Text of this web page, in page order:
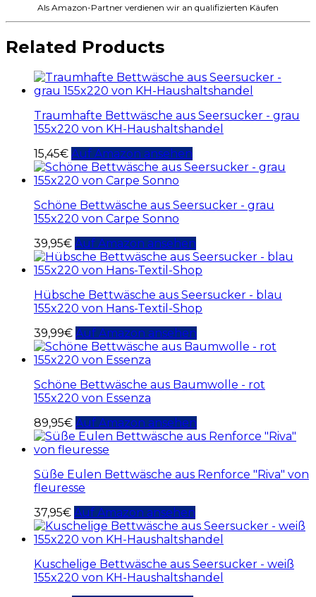
Als Amazon-Partner verdienen wir an qualifizierten Käufen
Related Products
Traumhafte Bettwäsche aus Seersucker - grau
155x220 von KH-Haushaltshandel
15,45€ Auf Amazon ansehen
Schöne Bettwäsche aus Seersucker - grau
155x220 von Carpe Sonno
39,95€ Auf Amazon ansehen
Hübsche Bettwäsche aus Seersucker - blau
155x220 von Hans-Textil-Shop
39,99€ Auf Amazon ansehen
Schöne Bettwäsche aus Baumwolle - rot
155x220 von Essenza
89,95€ Auf Amazon ansehen
Süße Eulen Bettwäsche aus Renforce "Riva" von
fleuresse
37,95€ Auf Amazon ansehen
Kuschelige Bettwäsche aus Seersucker - weiß
155x220 von KH-Haushaltshandel